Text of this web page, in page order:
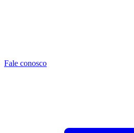
Fale conosco